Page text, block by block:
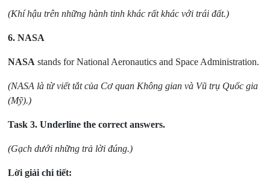
(Khí hậu trên những hành tinh khác rất khác với trái đất.)
6.NASA
NASA stands for National Aeronautics and Space Administration.
(NASA là từ viết tắt của Cơ quan Không gian và Vũ trụ Quốc gia
(Mỹ).)
Task 3. Underline the correct answers.
(Gạch dưới những trả lời đúng.)
Lời giải chi tiết: